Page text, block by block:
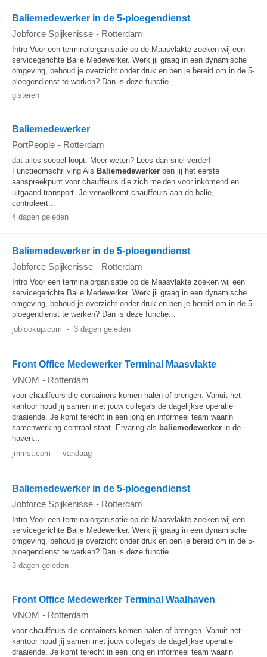
Baliemedewerker in de 5-ploegendienst
Jobforce Spijkenisse - Rotterdam
Intro Voor een terminalorganisatie op de Maasvlakte zoeken wij een
servicegerichte Balie Medewerker. Werk jij graag in een dynamische
omgeving, behoud je overzicht onder druk en ben je bereid om in de 5-
ploegendienst te werken? Dan is deze functie...
gisteren
Baliemedewerker
PortPeople - Rotterdam
dat alles soepel loopt. Meer weten? Lees dan snel verder!
Functieomschrijving Als Baliemedewerker ben jij het eerste
aanspreekpunt voor chauffeurs die zich melden voor inkomend en
uitgaand transport. Je verwelkomt chauffeurs aan de balie,
controleert...
4 dagen geleden
Baliemedewerker in de 5-ploegendienst
Jobforce Spijkenisse - Rotterdam
Intro Voor een terminalorganisatie op de Maasvlakte zoeken wij een
servicegerichte Balie Medewerker. Werk jij graag in een dynamische
omgeving, behoud je overzicht onder druk en ben je bereid om in de 5-
ploegendienst te werken? Dan is deze functie...
joblookup.com - 3 dagen geleden
Front Office Medewerker Terminal Maasvlakte
VNOM - Rotterdam
voor chauffeurs die containers komen halen of brengen. Vanuit het
kantoor houd jij samen met jouw collega's de dagelijkse operatie
draaiende. Je komt terecht in een jong en informeel team waarin
samenwerking centraal staat. Ervaring als baliemedewerker in de
haven...
jmmst.com - vandaag
Baliemedewerker in de 5-ploegendienst
Jobforce Spijkenisse - Rotterdam
Intro Voor een terminalorganisatie op de Maasvlakte zoeken wij een
servicegerichte Balie Medewerker. Werk jij graag in een dynamische
omgeving, behoud je overzicht onder druk en ben je bereid om in de 5-
ploegendienst te werken? Dan is deze functie...
3 dagen geleden
Front Office Medewerker Terminal Waalhaven
VNOM - Rotterdam
voor chauffeurs die containers komen halen of brengen. Vanuit het
kantoor houd jij samen met jouw collega's de dagelijkse operatie
draaiende. Je komt terecht in een jong en informeel team waarin